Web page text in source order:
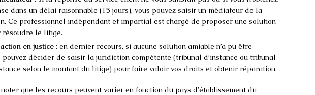
dans un délai raisonnable (15 jours), vous pouvez saisir un médiateur de la
Ce professionnel indépendant et impartial est chargé de proposer une solution
résoudre le litige.
en justice : en dernier recours, si aucune solution amiable n’a pu être
pouvez décider de saisir la juridiction compétente (tribunal d’instance ou tribunal
selon le montant du litige) pour faire valoir vos droits et obtenir réparation.
que les recours peuvent varier en fonction du pays d’établissement du